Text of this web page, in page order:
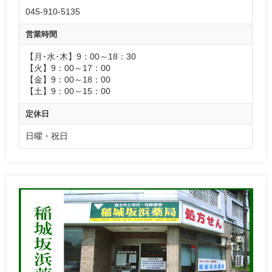
045-910-5135
営業時間
【月･水･木】9：00～18：30
【火】9：00～17：00
【金】9：00～18：00
【土】9：00～15：00
定休日
日曜・祝日